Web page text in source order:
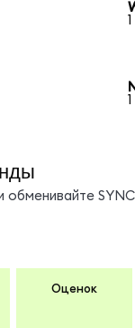
обменивайте
Оценок